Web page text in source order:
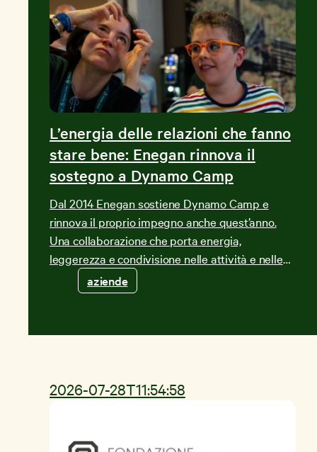
L’energia delle relazioni che fanno
stare bene: Enegan rinnova il
sostegno a Dynamo Camp
Dal 2014 Enegan sostiene Dynamo Camp e
rinnova il proprio impegno anche quest’anno.
Una collaborazione che porta energia,
leggerezza e condivisione nelle attività e nelle
serate al Camp. Scopri il valore di questo
legame.
aziende
2026-07-28T11:54:58